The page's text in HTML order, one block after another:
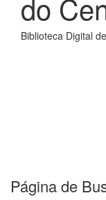
do
Biblioteca Digital
Página de